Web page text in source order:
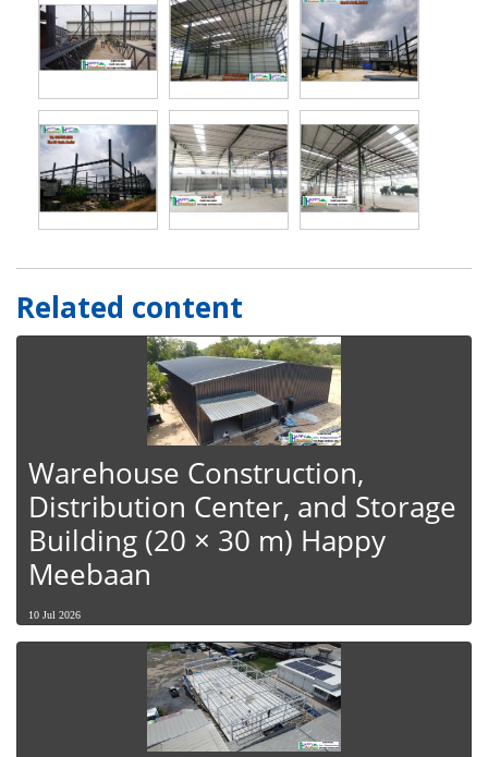
Related content
Warehouse Construction,
Distribution Center, and Storage
Building (20 × 30 m) Happy
Meebaan
10 Jul 2026